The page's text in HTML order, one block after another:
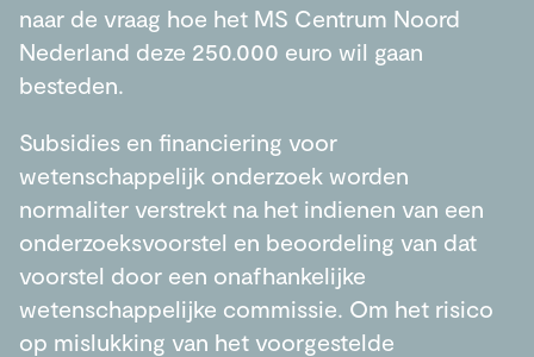
naar de vraag hoe het MS Centrum Noord
Nederland deze 250.000 euro wil gaan
besteden.
Subsidies en financiering voor
wetenschappelijk onderzoek worden
normaliter verstrekt na het indienen van een
onderzoeksvoorstel en beoordeling van dat
voorstel door een onafhankelijke
wetenschappelijke commissie. Om het risico
op mislukking van het voorgestelde